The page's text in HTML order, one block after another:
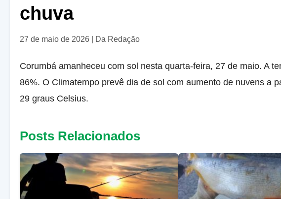
chuva
27 de maio de 2026 Da Redação
Corumbá amanheceu com sol nesta quarta-feira, 27 de maio. A
86%. O Climatempo prevê dia de sol com aumento de nuvens a
29 graus Celsius.
Posts Relacionados